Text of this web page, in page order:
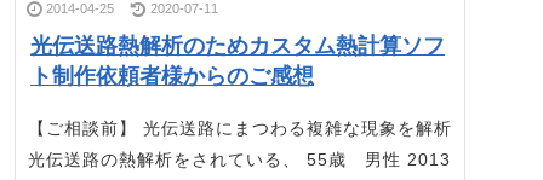
2014-04-25 2020-07-11
光伝送路熱解析のためカスタム熱計算ソフ
ト制作依頼者様からのご感想
【ご相談前】 光伝送路にまつわる複雑な現象を解析
光伝送路の熱解析をされている、 55歳 男性 2013